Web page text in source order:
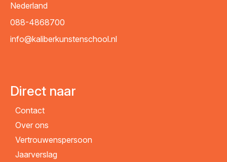
Nederland
088-4868700
info@kaliberkunstenschool.nl
Direct naar
Contact
Over ons
Vertrouwenspersoon
Jaarverslag